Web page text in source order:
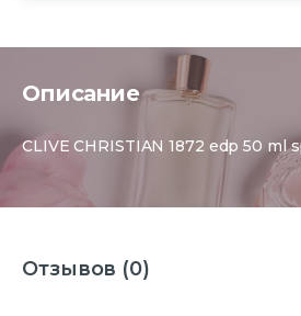
Описание
CLIVE CHRISTIAN 1872 edp 50 ml
Отзывов (0)